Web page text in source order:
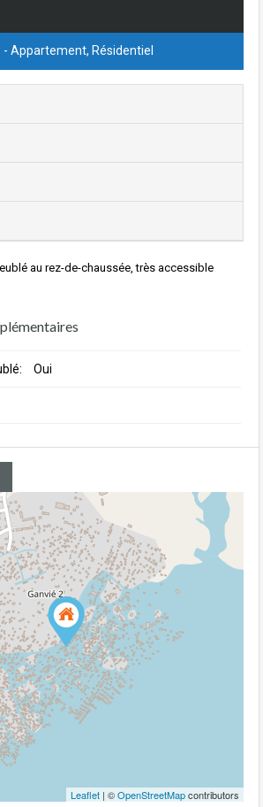
- Appartement, Résidentiel
au rez-de-chaussée, très accessible
Oui
Leaflet | ©OpenStreetMapcontributors